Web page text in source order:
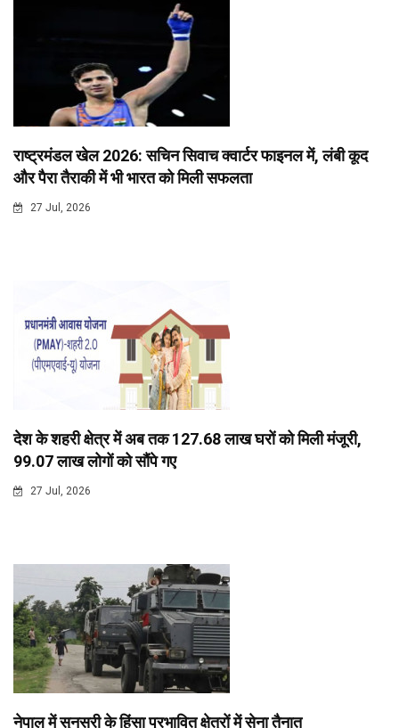
राष्ट्रमंडल खेल 2026: सचिन सिवाच क्वार्टर फाइनल में, लंबी कूद
और पैरा तैराकी में भी भारत को मिली सफलता
27 Jul, 2026
देश के शहरी क्षेत्र में अब तक 127.68 लाख घरों को मिली मंजूरी,
99.07 लाख लोगों को सौंपे गए
27 Jul, 2026
नेपाल में सुनसरी के हिंसा प्रभावित क्षेत्रों में सेना तैनात